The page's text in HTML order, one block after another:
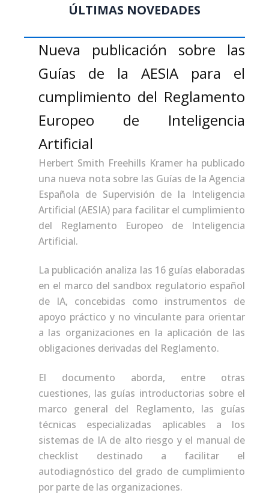
ÚLTIMAS NOVEDADES
Nueva publicación sobre las
Guías de la AESIA para el
cumplimiento del Reglamento
Europeo de Inteligencia
Artificial
Herbert Smith Freehills Kramer ha publicado
una nueva nota sobre las Guías de la Agencia
Española de Supervisión de la Inteligencia
Artificial (AESIA) para facilitar el cumplimiento
del Reglamento Europeo de Inteligencia
Artificial.
La publicación analiza las 16 guías elaboradas
en el marco del sandbox regulatorio español
de IA, concebidas como instrumentos de
apoyo práctico y no vinculante para orientar
a las organizaciones en la aplicación de las
obligaciones derivadas del Reglamento.
El documento aborda, entre otras
cuestiones, las guías introductorias sobre el
marco general del Reglamento, las guías
técnicas especializadas aplicables a los
sistemas de IA de alto riesgo y el manual de
checklist destinado a facilitar el
autodiagnóstico del grado de cumplimiento
por parte de las organizaciones.